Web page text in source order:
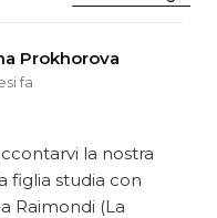
Prokhorova
fa
la nostra
figlia studia con
Raimondi (La